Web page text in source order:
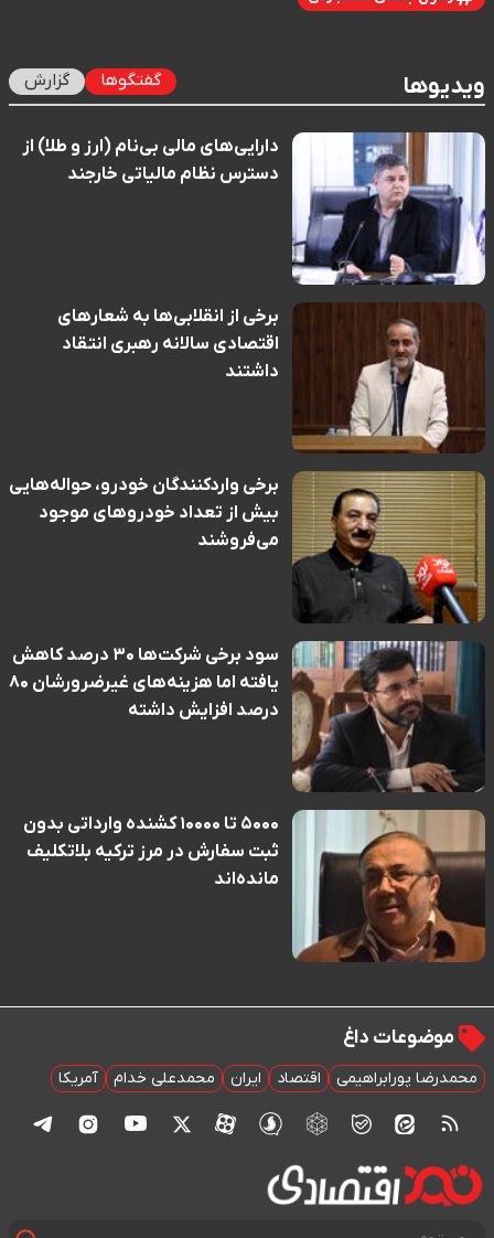
ویدیوها گفتگوها گزارش
دارایی‌های مالی بی‌نام (ارز و طلا) از
دسترس نظام مالیاتی خارجند
برخی از انقلابی‌ها به شعارهای
اقتصادی سالانه رهبری انتقاد
داشتند
برخی واردکنندگان خودرو، حواله‌هایی
بیش از تعداد خودروهای موجود
می‌فروشند
سود برخی شرکت‌ها ۳۰ درصد کاهش
یافته اما هزینه‌های غیرضرورشان ۸۰
درصد افزایش داشته
۵۰۰۰ تا ۱۰۰۰۰ کشنده وارداتی بدون
ثبت سفارش در مرز ترکیه بلاتکلیف
مانده‌اند
موضوعات داغ
محمدرضا پورابراهیمی اقتصاد ایران محمدعلی خدام آمریکا